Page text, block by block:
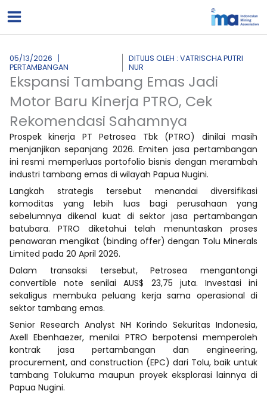
ke
05/13/2026
PERTAMBANGAN
DITULIS OLEH : VATRISCHA PUTRI
NUR
Ekspansi Tambang Emas Jadi
Motor Baru Kinerja PTRO, Cek
Rekomendasi Sahamnya
Prospek kinerja PT Petrosea Tbk (PTRO) dinilai masih
menjanjikan sepanjang 2026. Emiten jasa pertambangan
ini resmi memperluas portofolio bisnis dengan merambah
industri tambang emas di wilayah Papua Nugini.
Langkah strategis tersebut menandai diversifikasi
komoditas yang lebih luas bagi perusahaan yang
sebelumnya dikenal kuat di sektor jasa pertambangan
batubara. PTRO diketahui telah menuntaskan proses
penawaran mengikat (binding offer) dengan Tolu Minerals
Limited pada 20 April 2026.
Dalam transaksi tersebut, Petrosea mengantongi
convertible note senilai AUS$ 23,75 juta. Investasi ini
sekaligus membuka peluang kerja sama operasional di
sektor tambang emas.
Senior Research Analyst NH Korindo Sekuritas Indonesia,
Axell Ebenhaezer, menilai PTRO berpotensi memperoleh
kontrak jasa pertambangan dan engineering,
procurement, and construction (EPC) dari Tolu, baik untuk
tambang Tolukuma maupun proyek eksplorasi lainnya di
Papua Nugini.